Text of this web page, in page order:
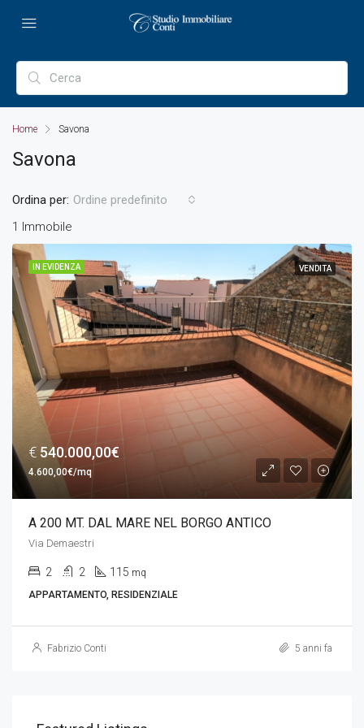
Home Savona
Savona
1 Immobile
Ordina per: Ordine predefinito
IN EVIDENZA VENDITA
€ 540.000,00€
4.600,00€/mq
A 200 MT. DAL MARE NEL BORGO ANTICO
Via Demaestri
2 2 115 mq
APPARTAMENTO, RESIDENZIALE
Fabrizio Conti 5 anni fa